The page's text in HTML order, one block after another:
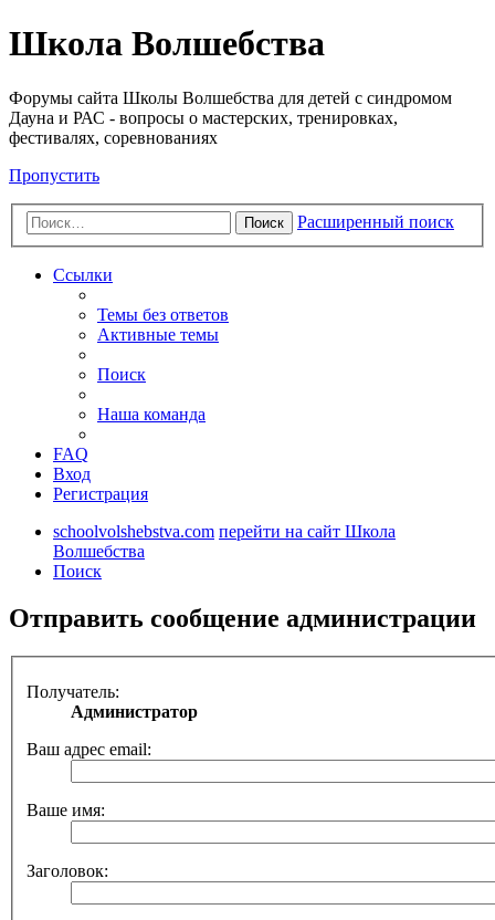
Школа Волшебства
Форумы сайта Школы Волшебства для детей с синдромом
Дауна и РАС - вопросы о мастерских, тренировках,
фестивалях, соревнованиях
Пропустить
Поиск Расширенный поиск
Ссылки
Темы без ответов
Активные темы
Поиск
Наша команда
FAQ
Вход
Регистрация
schoolvolshebstva.com перейти на сайт Школа
Волшебства
Поиск
Отправить сообщение администрации
Получатель:
Администратор
Ваш адрес email:
Ваше имя:
Заголовок: